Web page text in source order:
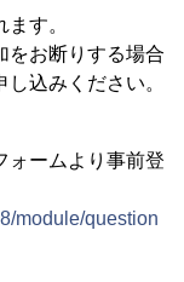
す。
をお断りする場合
込みください。
ームより事前登
module/question